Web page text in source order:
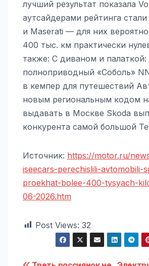
лучший результат показала
аутсайдерами рейтинга
и Maserati — для них
400 тыс. км практически
также: С диваном и палаткой:
полноприводный «Соболь»
в кемпер для путешествий
новым региональным кодом
выдавать в Москве Skoda
конкурента самой большой
Источник: https://motor.ru/
iseecars-perechislili-avtomobili-
proekhat-bolee-400-tysyach-
06-2026.htm
Post Views: 32